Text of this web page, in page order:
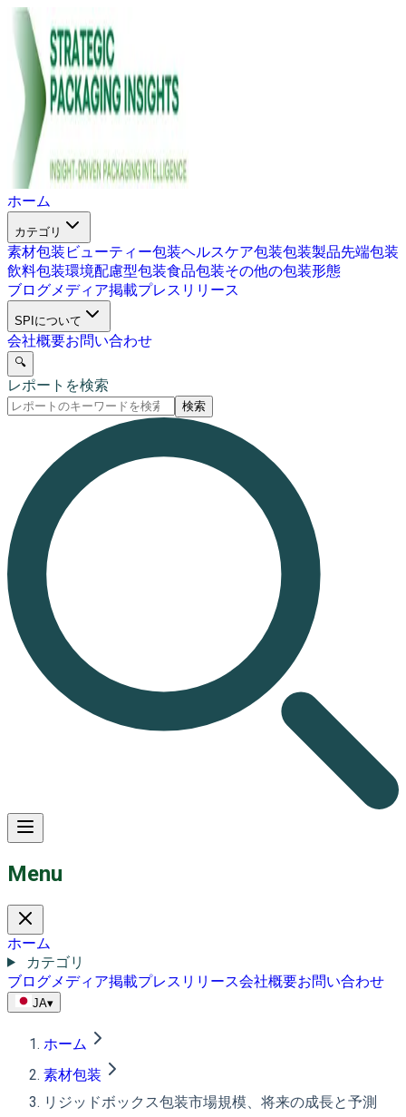
ホーム
カテゴリ
素材包装 ビューティー包装ヘルスケア包装包装製品先端包装
飲料包装環境配慮型包装食品包装その他の包装形態
ブログメディア掲載プレスリリース
SPIについて
会社概要お問い合わせ
🔍
レポートを検索
検索
Menu
ホーム
カテゴリ
ブログメディア掲載プレスリリース会社概要お問い合わせ
JA▾
ホーム
素材包装
リジッドボックス包装市場規模、将来の成長と予測